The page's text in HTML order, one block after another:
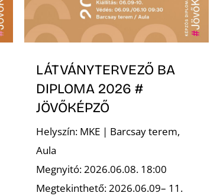
LÁTVÁNYTERVEZŐ BA
DIPLOMA 2026 #
JÖVŐKÉPZŐ
Helyszín: MKE | Barcsay terem,
Aula
Megnyitó: 2026.06.08. 18:00
Megtekinthető: 2026.06.09– 11.